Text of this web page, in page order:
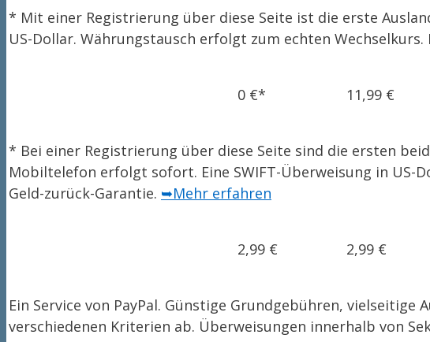
* Mit einer Registrierung über diese Seite ist die erste
US-Dollar. Währungstausch erfolgt zum echten
0 €* 11,99 €
* Bei einer Registrierung über diese Seite sind die ersten
Mobiltelefon erfolgt sofort. Eine SWIFT-Überweisung in
Geld-zurück-Garantie. ➥Mehr erfahren
2,99 € 2,99 €
Ein Service von PayPal. Günstige Grundgebühren,
verschiedenen Kriterien ab. Überweisungen innerhalb von